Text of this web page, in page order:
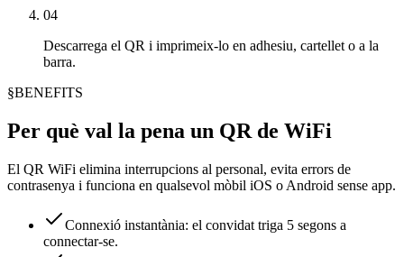
04
Descarrega el QR i imprimeix-lo en adhesiu, cartellet o a la
barra.
§BENEFITS
Per què val la pena un QR de WiFi
El QR WiFi elimina interrupcions al personal, evita errors de
contrasenya i funciona en qualsevol mòbil iOS o Android sense app.
Connexió instantània: el convidat triga 5 segons a
connectar-se.